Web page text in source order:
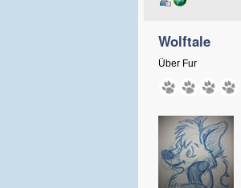
Wolftale
Über Fur